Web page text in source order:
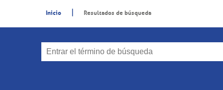
Inicio | Resultados de búsqueda